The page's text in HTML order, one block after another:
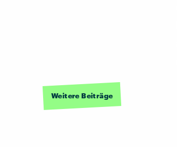
Weitere Beiträge